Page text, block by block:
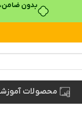
خرید قسطی
محصولات